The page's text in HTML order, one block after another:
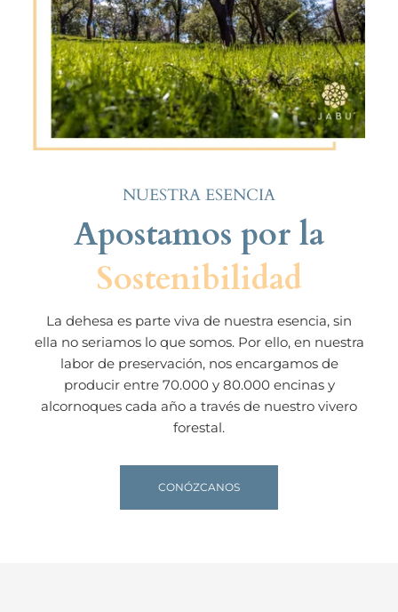
NUESTRA ESENCIA
Apostamos por la
Sostenibilidad
La dehesa es parte viva de nuestra esencia, sin
ella no seriamos lo que somos. Por ello, en nuestra
labor de preservación, nos encargamos de
producir entre 70.000 y 80.000 encinas y
alcornoques cada año a través de nuestro vivero
forestal.
CONÓZCANOS